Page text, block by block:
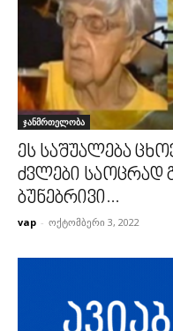
ჯანმრთელობა
ეს საშუალება
ძვლები საოცრად
ბუნებრივი...
vap - ოქტომბერი 3, 2022